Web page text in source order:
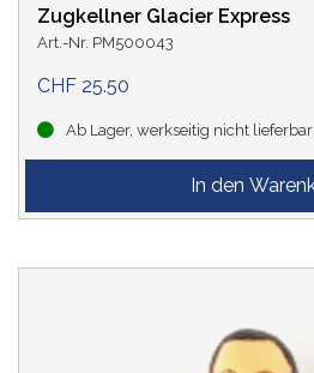
Zugkellner Glacier Express
Art.-Nr. PM500043
CHF 25.50
Ab Lager, werkseitig nicht lieferbar